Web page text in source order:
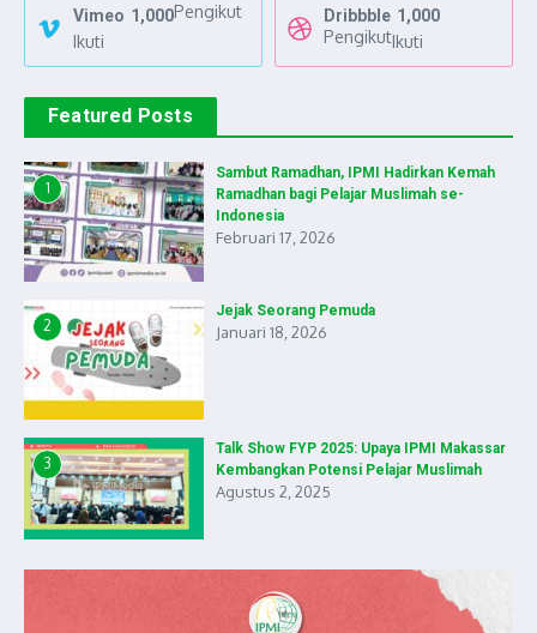
Vimeo 1,000Pengikut
Ikuti
Dribbble 1,000
PengikutIkuti
Featured Posts
1
Sambut Ramadhan, IPMI Hadirkan Kemah
Ramadhan bagi Pelajar Muslimah se-
Indonesia
Februari 17, 2026
2
Jejak Seorang Pemuda
Januari 18, 2026
3
Talk Show FYP 2025: Upaya IPMI Makassar
Kembangkan Potensi Pelajar Muslimah
Agustus 2, 2025